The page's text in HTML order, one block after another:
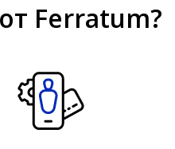
Ferratum?